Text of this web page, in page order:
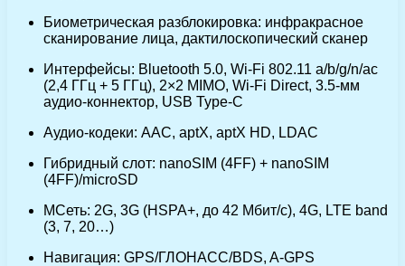
Биометрическая разблокировка: инфракрасное
сканирование лица, дактилоскопический сканер
Интерфейсы: Bluetooth 5.0, Wi-Fi 802.11 a/b/g/n/ac
(2,4 ГГц + 5 ГГц), 2×2 MIMO, Wi-Fi Direct, 3.5-мм
аудио-коннектор, USB Type-C
Аудио-кодеки: AAC, aptX, aptX HD, LDAC
Гибридный слот: nanoSIM (4FF) + nanoSIM
(4FF)/microSD
MСеть: 2G, 3G (HSPA+, до 42 Мбит/с), 4G, LTE band
(3, 7, 20…)
Навигация: GPS/ГЛОНАСС/BDS, A-GPS